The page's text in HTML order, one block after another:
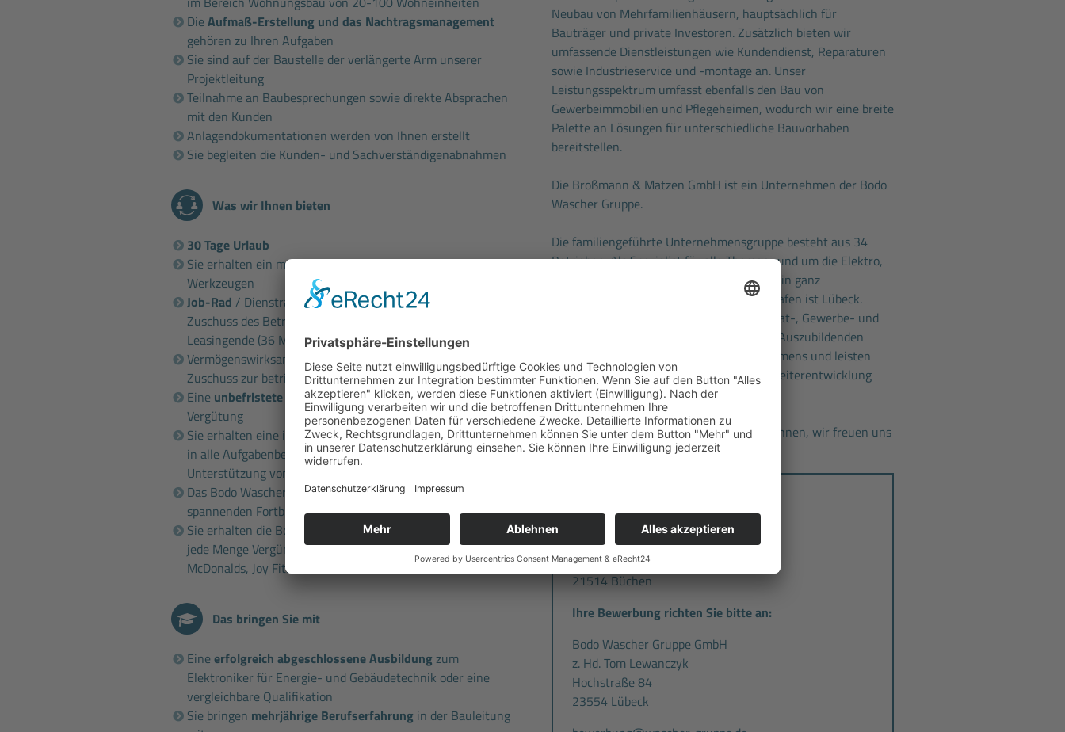
DieAufmaß-Erstellung und das Nachtragsmanagement
gehören zu Ihren Aufgaben
Sie sind auf der Baustelle der verlängerte Arm unserer
Projektleitung
Teilnahme an Baubesprechungen sowie direkte Absprachen
mit den Kunden
Anlagendokumentationen werden von Ihnen erstellt
Sie begleiten die Kunden- und Sachverständigenabnahmen
Was wir Ihnen bieten
30 Tage Urlaub
Sie erhalten ein modernes Arbeitsumfeld mit erstklassigen
Werkzeugen
Job-Rad / Dienstrad / E-Bike-Leasing bis 4.000 € mit
Zuschuss des Betriebs und vergünstigte Kaufoption nach
Leasingende (36 Monate)
Vermögenswirksame Leistung i.H.v. 324 € pro Jahr und
Zuschuss zur betrieblichen Altersvorsorge
Eine unbefristete Vollzeitanstellungund leistungsgerechte
Vergütung
Sie erhalten eine intensive und fachspezifische Einarbeitung
in alle Aufgabenbereiche und bekommen jederzeit fachliche
Unterstützung von erfahrenen Ansprechpartnern
Das Bodo Wascher GruppeSeminarprogrammmit vielen
spannenden Fortbildungen
Sie erhalten die Bodo Wascher
Vorteilskarte
jede Menge Vergünstigungen bekommen (z.B. bei Hagebau,
McDonalds, Joy Fitness, Fahrschulen etc.)
Das bringen Sie mit
Eineerfolgreich abgeschlossene Ausbildung zum
Elektroniker für Energie- und Gebäudetechnik oder eine
vergleichbare Qualifikation
Sie bringen mehrjährige Berufserfahrung in der Bauleitung
Neubau von Mehrfamilienhäusern, hauptsächlich für
Bauträger und private Investoren. Zusätzlich bieten wir
umfassende Dienstleistungen wie Kundendienst, Reparaturen
sowie Industrieservice und -montage an. Unser
Leistungsspektrum umfasst ebenfalls den Bau von
Gewerbeimmobilien und Pflegeheimen, wodurch wir eine breite
Palette an Lösungen für unterschiedliche Bauvorhaben
bereitstellen.
Die Broßmann & Matzen GmbH ist ein Unternehmen der Bodo
Wascher Gruppe.
Die familiengeführte Unternehmensgruppe besteht aus 34
Betrieben. Als Spezialist für alle Themen rund um die Elektro,
Gebäude- und Sicherheitstechnik sind wir in ganz
Norddeutschland bekannt, unser Heimathafen ist Lübeck.
Unsere 1.100 Beschäftigten betreuen Privat-, Gewerbe- und
Industriekunden. Mit insgesamt über 220 Auszubildenden
sichern wir die Zukunft unseres Unternehmens und leisten
gleichzeitig einen wichtigen Beitrag zur Weiterentwicklung
unserer Branche.
Kommen Sie zu uns und lernen Sie uns kennen, wir freuen uns
auf Sie.
Standort:
Broßmann & Matzen GmbH
Am Hesterkamp 3
21514 Büchen
Ihre Bewerbung richten Sie bitte an:
Bodo Wascher Gruppe GmbH
z. Hd. Tom Lewanczyk
Hochstraße 84
23554 Lübeck